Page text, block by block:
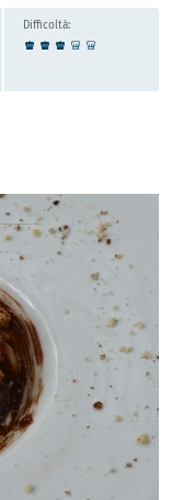
Difficoltà: